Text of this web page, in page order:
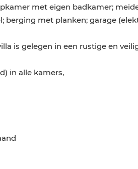
met eigen badkamer;
berging met planken; garage
is gelegen in een rustige en
in alle kamers,